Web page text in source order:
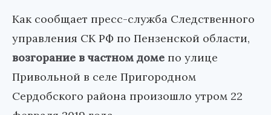
Как сообщает пресс-служба Следственного
управления СК РФ по Пензенской области,
возгорание в частном доме по улице
Привольной в селе Пригородном
Сердобского района произошло утром 22